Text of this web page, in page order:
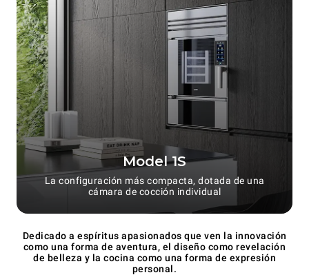
Model 1S
La configuración más compacta, dotada de una
cámara de cocción individual
Dedicado a espíritus apasionados que ven la innovación
como una forma de aventura, el diseño como revelación
de belleza y la cocina como una forma de expresión
personal.